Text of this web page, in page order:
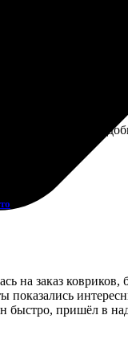
для мыши.
на заказ
показались
быстро, пришёл в